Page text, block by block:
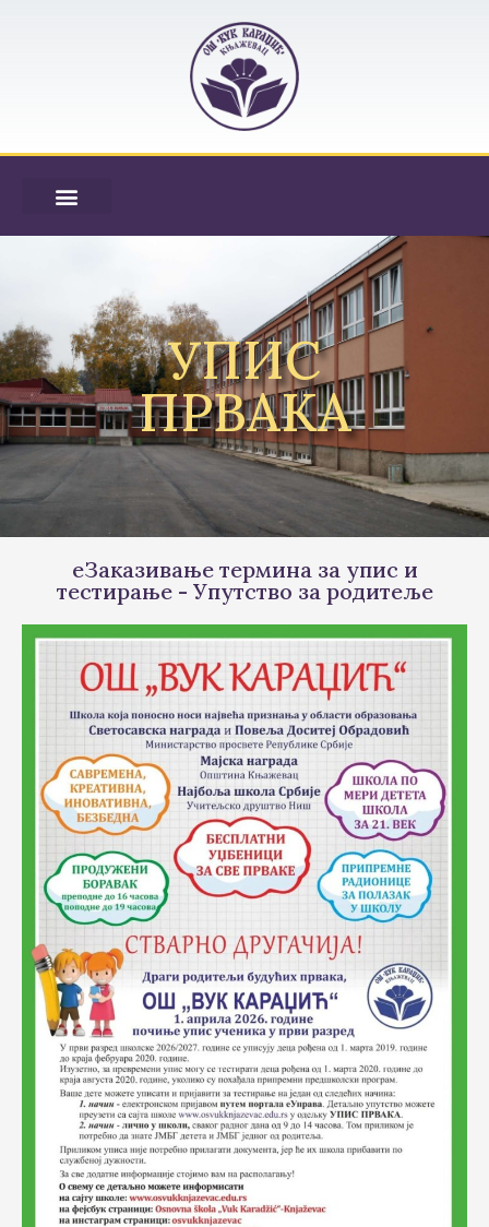
УПИС
ПРВАКА
еЗаказивање термина за упис и
тестирање - Упутство за родитеље